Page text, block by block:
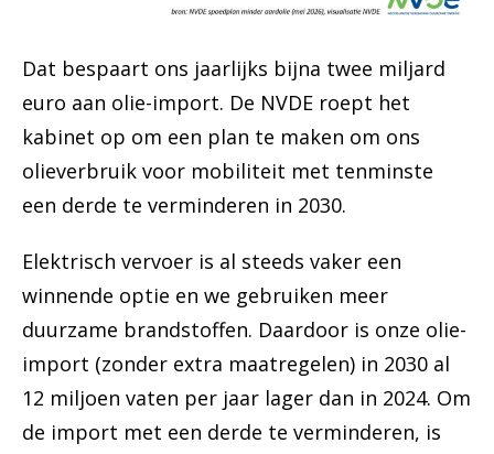
Dat bespaart ons jaarlijks bijna twee miljard
euro aan olie-import. De NVDE roept het
kabinet op om een plan te maken om ons
olieverbruik voor mobiliteit met tenminste
een derde te verminderen in 2030.
Elektrisch vervoer is al steeds vaker een
winnende optie en we gebruiken meer
duurzame brandstoffen. Daardoor is onze olie-
import (zonder extra maatregelen) in 2030 al
12 miljoen vaten per jaar lager dan in 2024. Om
de import met een derde te verminderen, is